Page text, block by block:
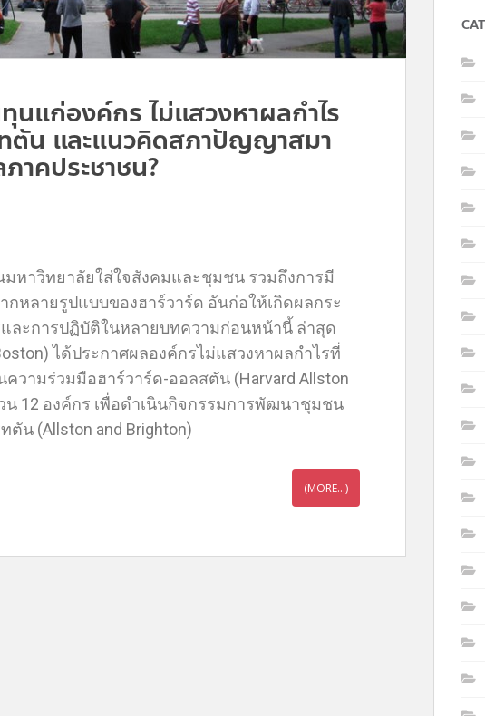
นแก่องค์กร ไม่แสวงหาผลกำไร
ตัน และแนวคิดสภาปัญญาสมา
าคประชาชน?
มหาวิทยาลัยใส่ใจสังคมและชุมชน รวมถึงการมี
หลายรูปแบบของฮาร์วาร์ด อันก่อให้เกิดผลกระ
ละการปฏิบัติในหลายบทความก่อนหน้านี้ ล่าสุด
ได้ประกาศผลองค์กรไม่แสวงหาผลกำไรที่
วามร่วมมือฮาร์วาร์ด-ออลสตัน (Harvard Allston
วน 12 องค์กร เพื่อดำเนินกิจกรรมการพัฒนาชุมชน
น (Allston and Brighton)
(MORE…)